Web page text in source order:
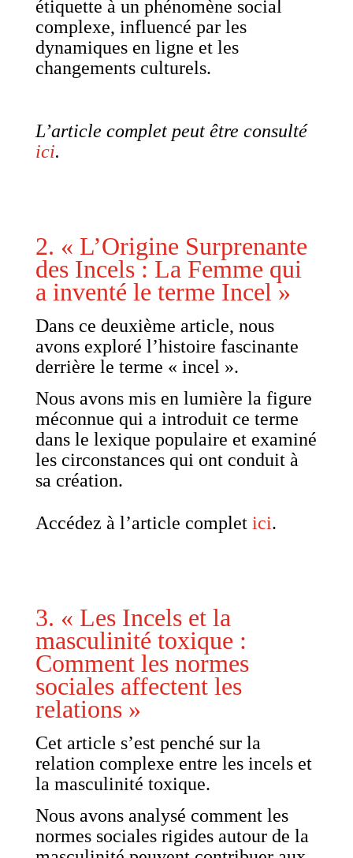
étiquette à un phénomène social
complexe, influencé par les
dynamiques en ligne et les
changements culturels.
L’article complet peut être consulté
ici.
2. « L’Origine Surprenante
des Incels : La Femme qui
a inventé le terme Incel »
Dans ce deuxième article, nous
avons exploré l’histoire fascinante
derrière le terme « incel ».
Nous avons mis en lumière la figure
méconnue qui a introduit ce terme
dans le lexique populaire et examiné
les circonstances qui ont conduit à
sa création.
Accédez à l’article complet ici.
3. « Les Incels et la
masculinité toxique :
Comment les normes
sociales affectent les
relations »
Cet article s’est penché sur la
relation complexe entre les incels et
la masculinité toxique.
Nous avons analysé comment les
normes sociales rigides autour de la